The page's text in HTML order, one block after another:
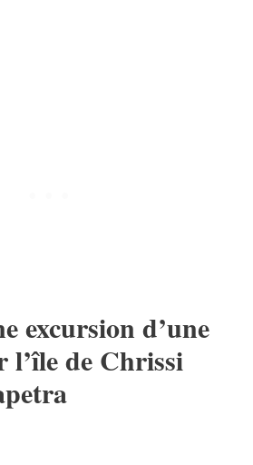
excursion d’une
l’île de Chrissi